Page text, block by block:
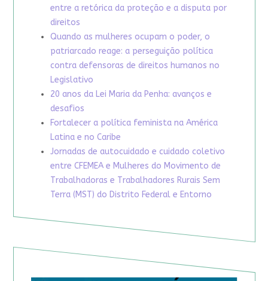
entre a retórica da proteção e a disputa por
direitos
Quando as mulheres ocupam o poder, o
patriarcado reage: a perseguição política
contra defensoras de direitos humanos no
Legislativo
20 anos da Lei Maria da Penha: avanços e
desafios
Fortalecer a política feminista na América
Latina e no Caribe
Jornadas de autocuidado e cuidado coletivo
entre CFEMEA e Mulheres do Movimento de
Trabalhadoras e Trabalhadores Rurais Sem
Terra (MST) do Distrito Federal e Entorno